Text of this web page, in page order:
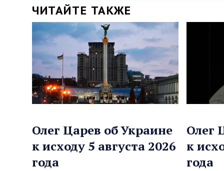
ЧИТАЙТЕ ТАКЖЕ
Олег Царев об Украине
к исходу 5 августа 2026
года
Олег
к
года